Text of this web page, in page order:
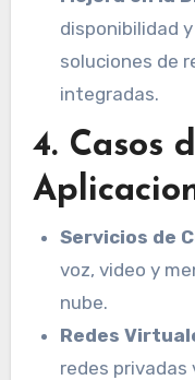
disponibilidad
soluciones de
integradas.
4. Casos
Servicios de
voz, video y
nube.
Redes
redes